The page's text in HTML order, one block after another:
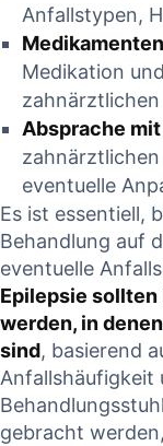
Anfallstypen,⁢
Medikation
Absprache
eventuelle⁤
Es ist essentiell,
Behandlung auf
‍eventuelle⁢
Epilepsie
werden, in
sind, basierend
Anfallshäufigkeit
gebracht